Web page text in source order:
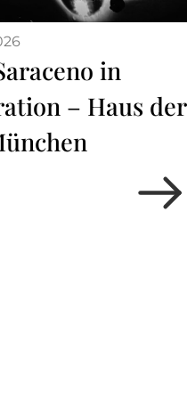
in
– Haus der